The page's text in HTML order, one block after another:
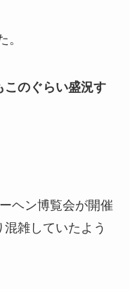
。
このぐらい盛況す
ヘン博覧会が開催
雑していたよう